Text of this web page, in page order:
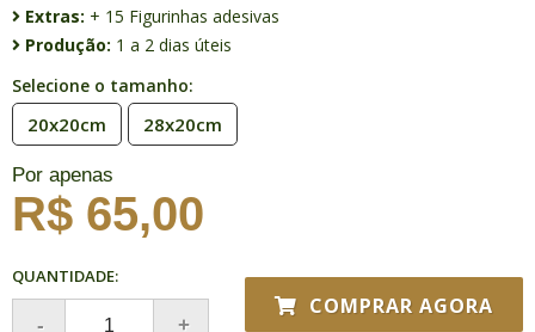
Extras: + 15 Figurinhas adesivas
Produção: 1 a 2 dias úteis
Selecione o tamanho:
20x20cm 28x20cm
Por apenas
R$ 65,00
QUANTIDADE:
COMPRAR AGORA